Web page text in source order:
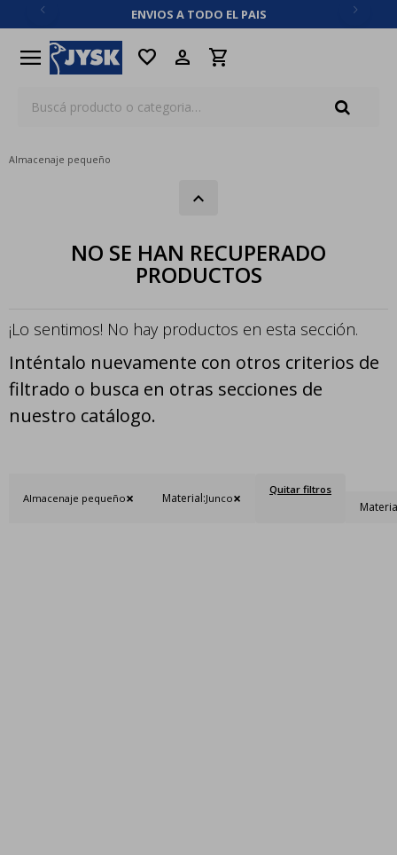
ENVIOS A TODO EL PAIS
menu favorite
Almacenaje pequeño
NO SE HAN RECUPERADO
PRODUCTOS
¡Lo sentimos! No hay productos en esta sección.
Inténtalo nuevamente con otros criterios de
filtrado o busca en otras secciones de
nuestro catálogo.
Almacenaje pequeño Material:Junco
Quitar filtros
close